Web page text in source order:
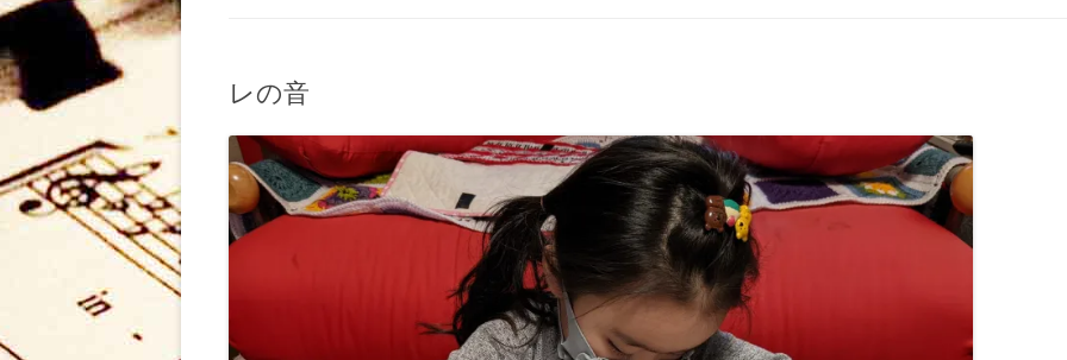
利用規約
レの音